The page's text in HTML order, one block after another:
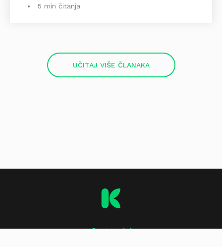
5 min čitanja
UČITAJ VIŠE ČLANAKA
O stranici